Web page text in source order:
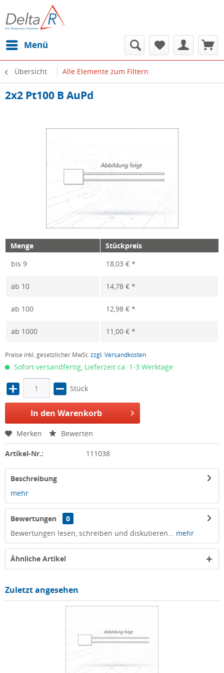
Menü
Übersicht Alle Elemente zum Filtern
2x2 Pt100 B AuPd
Menge
Stückpreis
bis 9 18,03 € *
ab 10 14,78 € *
ab 100 12,98 € *
ab 1000 11,00 € *
Preise inkl. gesetzlicher MwSt.zzgl. Versandkosten
Sofort versandfertig, Lieferzeit ca. 1-3 Werktage
Stück
In den Warenkorb
Merken Bewerten
Artikel-Nr.: 111038
Beschreibung
mehr
Bewertungen
0
Bewertungen lesen, schreiben und diskutieren...
mehr
Ähnliche Artikel
Zuletzt angesehen